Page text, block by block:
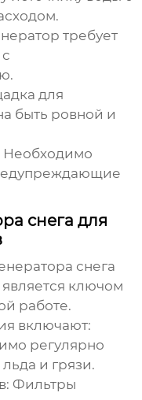
требует
для
быть ровной и
Необходимо
снега для
снега
является ключом
работе.
включают:
регулярно
и грязи.
Фильтры